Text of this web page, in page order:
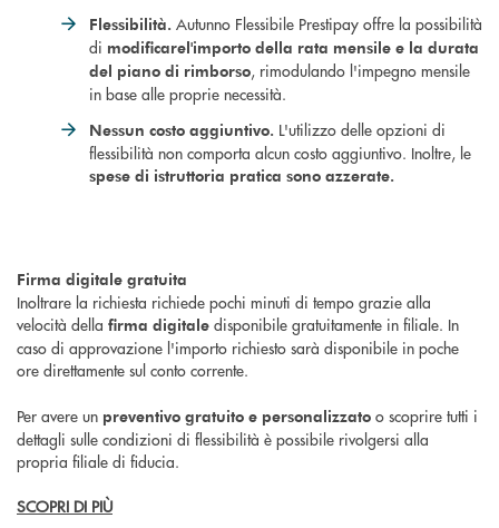
Flessibilità. Autunno Flessibile Prestipay offre la possibilità
di modificarel'importo della rata mensile e la durata
del piano di rimborso, rimodulando l'impegno mensile
in base alle proprie necessità.
Nessun costo aggiuntivo. L'utilizzo delle opzioni di
flessibilità non comporta alcun costo aggiuntivo. Inoltre, le
spese di istruttoria pratica sono azzerate.
Firma digitale gratuita
Inoltrare la richiesta richiede pochi minuti di tempo grazie alla
velocità della firma digitale disponibile gratuitamente in filiale. In
caso di approvazione l'importo richiesto sarà disponibile in poche
ore direttamente sul conto corrente.
Per avere un preventivo gratuito e personalizzato o scoprire tutti i
dettagli sulle condizioni di flessibilità è possibile rivolgersi alla
propria filiale di fiducia.
SCOPRI DI PIÙ